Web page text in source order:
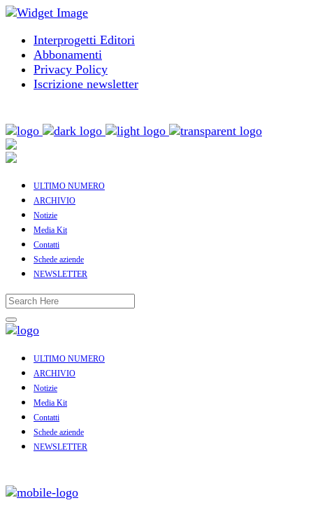
Interprogetti Editori
Abbonamenti
Privacy Policy
Iscrizione newsletter
ULTIMO NUMERO
ARCHIVIO
Notizie
Media Kit
Contatti
Schede aziende
NEWSLETTER
ULTIMO NUMERO
ARCHIVIO
Notizie
Media Kit
Contatti
Schede aziende
NEWSLETTER